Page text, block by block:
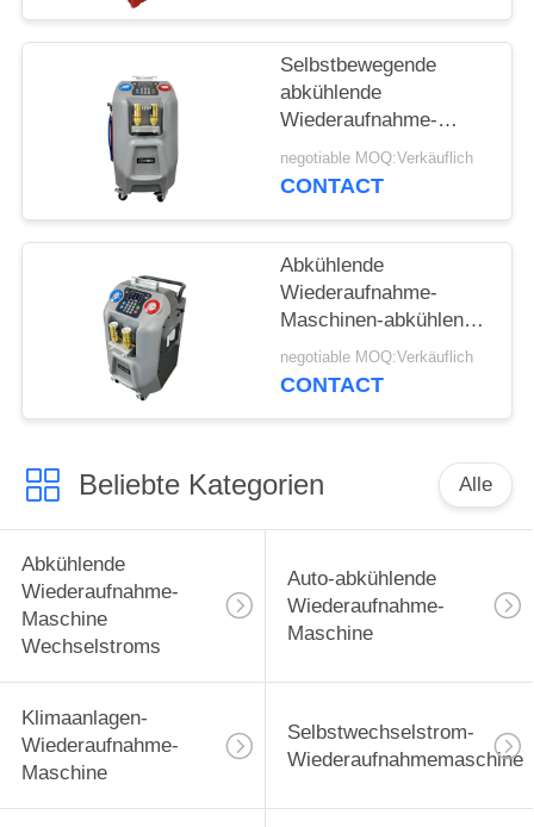
Selbstbewegende
abkühlende
Wiederaufnahme-
Maschine des Grau-
10kg mit 5" LCD-
negotiable MOQ:Verkäuflich
CONTACT
Abkühlende
Wiederaufnahme-
Maschinen-abkühlende
Soem-Wechselstroms
negotiable MOQ:Verkäuflich
CONTACT
Beliebte Kategorien Alle
Abkühlende
Wiederaufnahme-
Maschine
Wechselstroms
Auto-abkühlende
Wiederaufnahme-
Maschine
Klimaanlagen-
Wiederaufnahme-
Maschine
Selbstwechselstrom-
Wiederaufnahmemaschine